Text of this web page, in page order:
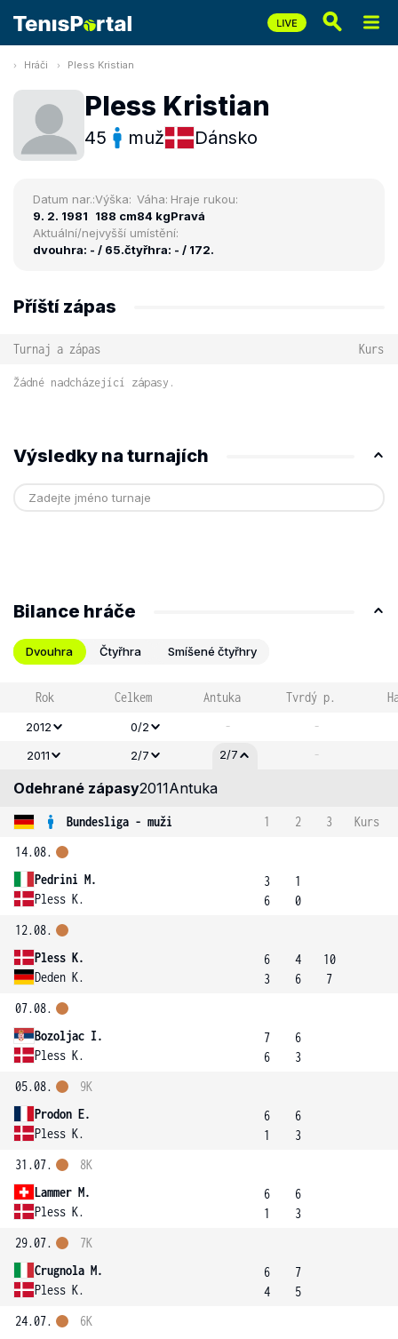
Hráči Pless Kristian
Pless Kristian
45 muž Dánsko
Datum nar.:
9. 2. 1981
Výška:
188 cm
Váha:
84 kg
Hraje rukou:
Pravá
Aktuální/nejvyšší umístění:
dvouhra: - / 65.čtyřhra: - / 172.
Příští zápas
Turnaj a zápas Kurs
Žádné nadcházející zápasy.
Výsledky na turnajích
Bilance hráče
Dvouhra Čtyřhra Smíšené čtyřhry
Rok Celkem Antuka Tvrdý p.
2012 0/2 - -
2011 2/7 2/7 -
Odehrané zápasy2011Antuka
Bundesliga - muži 1 2 3
Kurs
14.08.
Pedrini M.
Pless K.
3
6
1
0
12.08.
Pless K.
Deden K.
6
3
4
6
10
7
07.08.
Bozoljac I.
Pless K.
7
6
6
3
05.08.
Prodon E.
Pless K.
9K
6
1
6
3
31.07.
Lammer M.
Pless K.
8K
6
1
6
3
29.07.
Crugnola M.
Pless K.
7K
6
4
7
5
24.07.
6K